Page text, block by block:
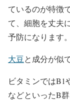
ているのが特徴
て、細胞を丈夫
予防になります。
大豆と成分が似
ビタミンではB1
などといったB